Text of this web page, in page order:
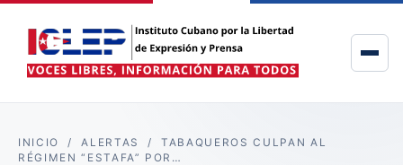
INICIO /ALERTAS /TABAQUEROS CULPAN AL
RÉGIMEN “ESTAFA” POR…